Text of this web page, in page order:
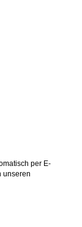
per E-
unseren